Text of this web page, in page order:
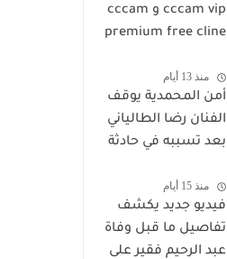
cccam vip و cccam
premium free cline
منذ 13 أيام
أمن المحمدية يوقف
الفنان رضا الطالياني
بعد تسببه في حادثة
سكر
منذ 15 أيام
فيديو جديد يكشف
تفاصيل ما قبل وفاة
عبد الرحيم فقير على